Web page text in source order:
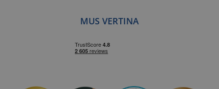
MUS VERTINA